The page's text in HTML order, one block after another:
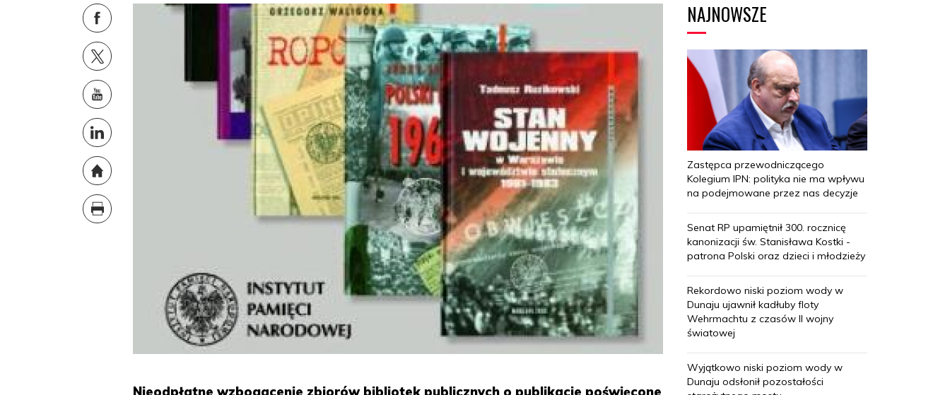
NAJNOWSZE
Zastępca przewodniczącego
Kolegium IPN: polityka nie ma wpływu
na podejmowane przez nas decyzje
Senat RP upamiętnił 300. rocznicę
kanonizacji św. Stanisława Kostki -
patrona Polski oraz dzieci i młodzieży
Rekordowo niski poziom wody w
Dunaju ujawnił kadłuby floty
Wehrmachtu z czasów II wojny
światowej
Wyjątkowo niski poziom wody w
Dunaju odsłonił pozostałości